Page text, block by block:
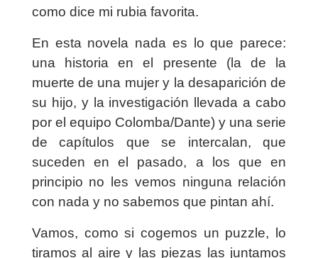
como dice mi rubia favorita.
En esta novela nada es lo que parece:
una historia en el presente (la de la
muerte de una mujer y la desaparición de
su hijo, y la investigación llevada a cabo
por el equipo Colomba/Dante) y una serie
de capítulos que se intercalan, que
suceden en el pasado, a los que en
principio no les vemos ninguna relación
con nada y no sabemos que pintan ahí.
Vamos, como si cogemos un puzzle, lo
tiramos al aire y las piezas las juntamos